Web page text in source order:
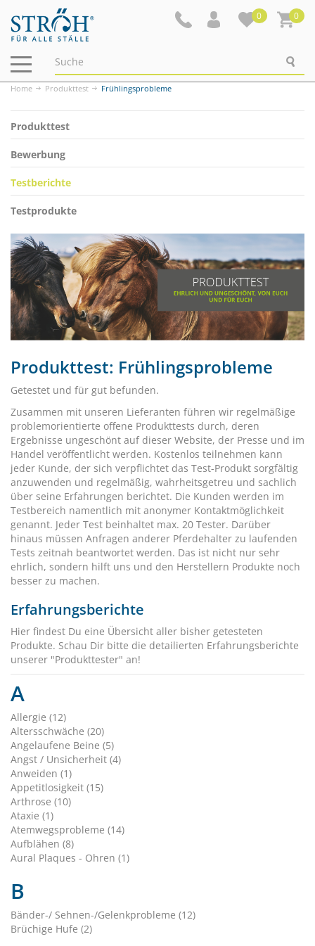
0 0
Navigation
ein-/ausblenden
Home Produkttest Frühlingsprobleme
Produkttest
Bewerbung
Testberichte
Testprodukte
Produkttest: Frühlingsprobleme
Getestet und für gut befunden.
Zusammen mit unseren Lieferanten führen wir regelmäßige
problemorientierte offene Produkttests durch, deren
Ergebnisse ungeschönt auf dieser Website, der Presse und im
Handel veröffentlicht werden. Kostenlos teilnehmen kann
jeder Kunde, der sich verpflichtet das Test-Produkt sorgfältig
anzuwenden und regelmäßig, wahrheitsgetreu und sachlich
über seine Erfahrungen berichtet. Die Kunden werden im
Testbereich namentlich mit anonymer Kontaktmöglichkeit
genannt. Jeder Test beinhaltet max. 20 Tester. Darüber
hinaus müssen Anfragen anderer Pferdehalter zu laufenden
Tests zeitnah beantwortet werden. Das ist nicht nur sehr
ehrlich, sondern hilft uns und den Herstellern Produkte noch
besser zu machen.
Erfahrungsberichte
Hier findest Du eine Übersicht aller bisher getesteten
Produkte. Schau Dir bitte die detailierten Erfahrungsberichte
unserer "Produkttester" an!
A
Allergie (12)
Altersschwäche (20)
Angelaufene Beine (5)
Angst / Unsicherheit (4)
Anweiden (1)
Appetitlosigkeit (15)
Arthrose (10)
Ataxie (1)
Atemwegsprobleme (14)
Aufblähen (8)
Aural Plaques - Ohren (1)
B
Bänder-/ Sehnen-/Gelenkprobleme (12)
Brüchige Hufe (2)